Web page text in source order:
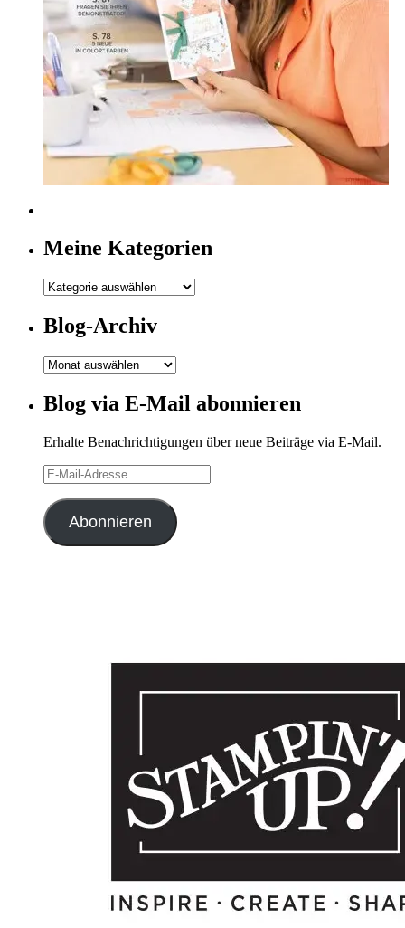
Meine Kategorien
Meine
Blog-Archiv
Blog-
Blog via E-Mail abonnieren
Erhalte Benachrichtigungen über neue Beiträge via E-Mail.
E-
Mail-
Adresse
Abonnieren